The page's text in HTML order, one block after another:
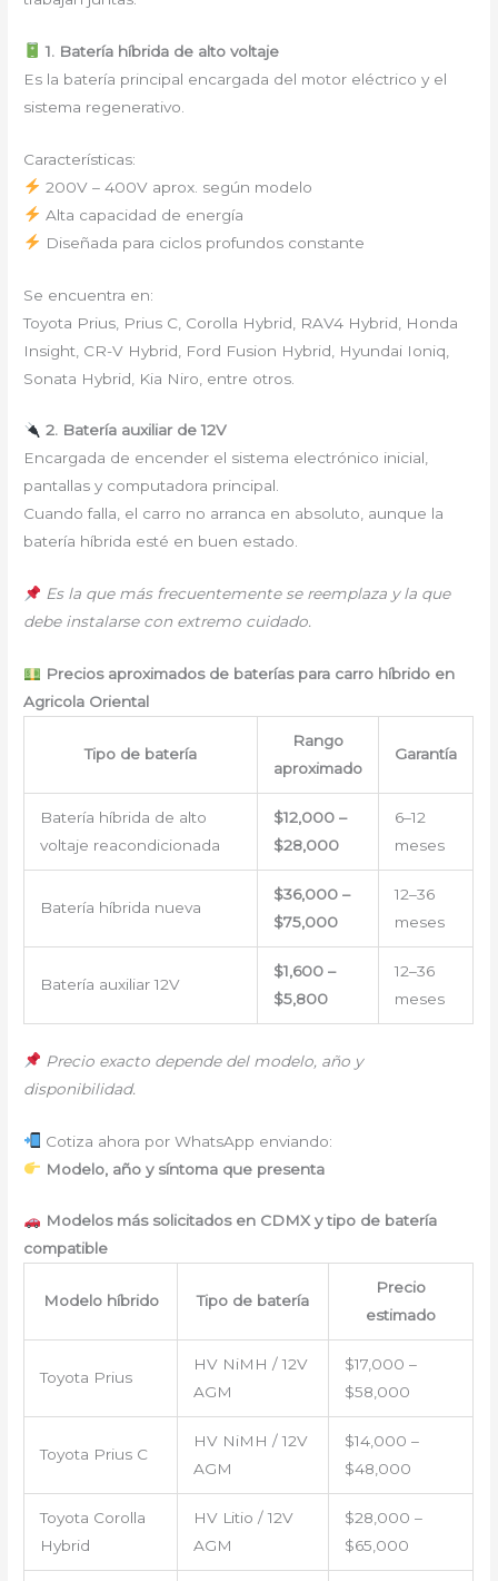
1. Batería híbrida de alto voltaje
Es la batería principal encargada del motor eléctrico y el
sistema regenerativo.
Características:
200V – 400V aprox. según modelo
Alta capacidad de energía
Diseñada para ciclos profundos constante
Se encuentra en:
Toyota Prius, Prius C, Corolla Hybrid, RAV4 Hybrid, Honda
Insight, CR-V Hybrid, Ford Fusion Hybrid, Hyundai Ioniq,
Sonata Hybrid, Kia Niro, entre otros.
2. Batería auxiliar de 12V
Encargada de encender el sistema electrónico inicial,
pantallas y computadora principal.
Cuando falla, el carro no arranca en absoluto, aunque la
batería híbrida esté en buen estado.
Es la que más frecuentemente se reemplaza y la que
debe instalarse con extremo cuidado.
Precios aproximados de baterías para carro híbrido en
Agricola Oriental
Tipo de batería
Rango
aproximado
Garantía
Batería híbrida de alto
voltaje reacondicionada
$12,000 –
$28,000
6–12
meses
Batería híbrida nueva
$36,000 –
$75,000
12–36
meses
Batería auxiliar 12V
$1,600 –
$5,800
12–36
meses
Precio exacto depende del modelo, año y
disponibilidad.
Cotiza ahora por WhatsApp enviando:
Modelo, año y síntoma que presenta
Modelos más solicitados en CDMX y tipo de batería
compatible
Modelo híbrido Tipo de batería
Precio
estimado
Toyota Prius
HV NiMH / 12V
AGM
$17,000 –
$58,000
Toyota Prius C
HV NiMH / 12V
AGM
$14,000 –
$48,000
Toyota Corolla
Hybrid
HV Litio / 12V
AGM
$28,000 –
$65,000